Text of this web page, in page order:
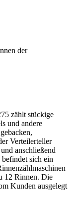
zählt stückige
und andere
Verteilerteller
anschließend
sich ein
12 Rinnen. Die
Kunden ausgelegt